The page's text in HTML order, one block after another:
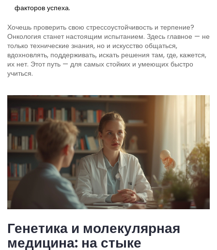
факторов успеха.
Хочешь проверить свою стрессоустойчивость и терпение?
Онкология станет настоящим испытанием. Здесь главное — не
только технические знания, но и искусство общаться,
вдохновлять, поддерживать, искать решения там, где, кажется,
их нет. Этот путь — для самых стойких и умеющих быстро
учиться.
Генетика и молекулярная
медицина: на стыке